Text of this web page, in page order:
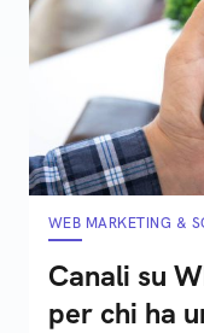
WEB MARKETING &
Canali su
per chi ha